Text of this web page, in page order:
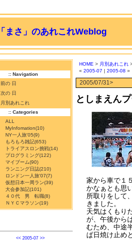
「まさ」のあれこれWeblog
:: Navigation
前の 日
次の 日
月別あれこれ
:: Categories
ALL
MyInfomation(10)
NY一人旅'05(9)
もろもろ雑記(653)
トライアスロン挑戦(14)
プログラミング(122)
マイブーム(90)
ランニング日誌(210)
ロンドン一人旅'07(7)
仮想日本一周ラン(39)
大会参加記(101)
４０代 男 転職(8)
ＮＹＣマラソン(19)
<< 2005-07 >>
HOME > 月別あれこれ
« 2005-07 | 2005-08 »
2005/07/31>
としまえん
家から車で１
かなぁとも思
所取りをして
きました。
天気はくもり
が、午後から
むため、中途
ぱ日焼け止め